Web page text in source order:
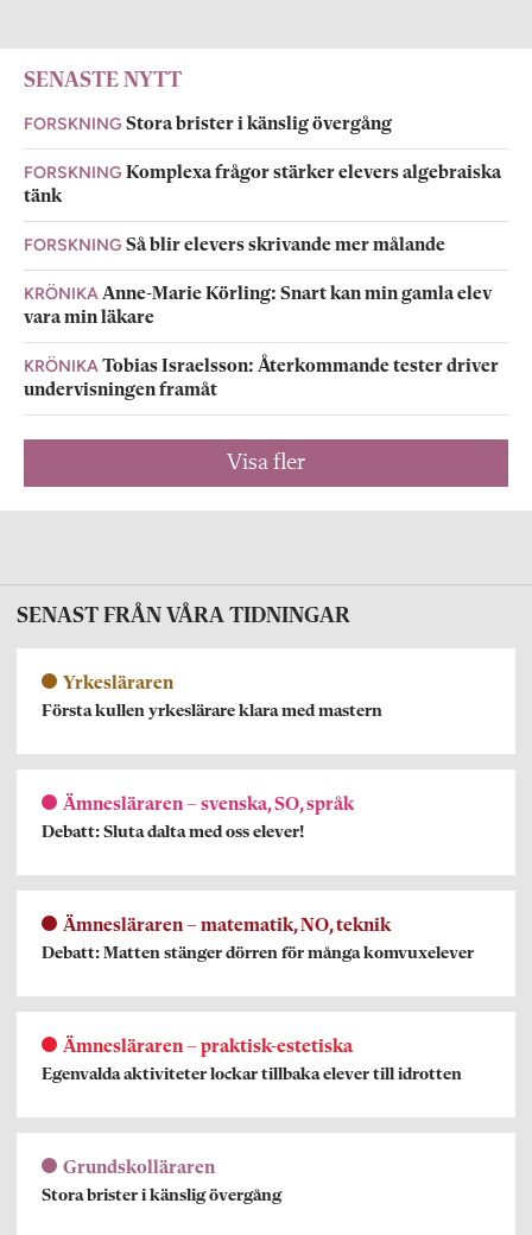
SENASTE NYTT
FORSKNING Stora brister i känslig övergång
FORSKNING Komplexa frågor stärker elevers algebraiska
tänk
FORSKNING Så blir elevers skrivande mer målande
KRÖNIKA Anne-Marie Körling: Snart kan min gamla elev
vara min läkare
KRÖNIKA Tobias Israelsson: Återkommande tester driver
undervisningen framåt
Visa fler
SENAST FRÅN VÅRA TIDNINGAR
Yrkesläraren
Första kullen yrkeslärare klara med mastern
Ämnesläraren – svenska, SO, språk
Debatt: Sluta dalta med oss elever!
Ämnesläraren – matematik, NO, teknik
Debatt: Matten stänger dörren för många komvuxelever
Ämnesläraren – praktisk-estetiska
Egenvalda aktiviteter lockar tillbaka elever till idrotten
Grundskolläraren
Stora brister i känslig övergång